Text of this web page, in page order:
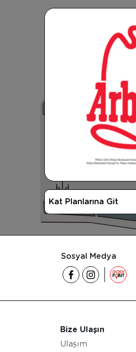
Kat Planlarına Git
Sosyal Medya
Bize Ulaşın
Ulaşım